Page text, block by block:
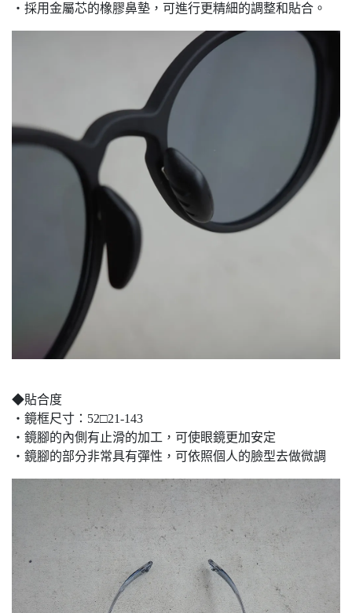
・採用金屬芯的橡膠鼻墊，可進行更精細的調整和貼合。
◆貼合度
・鏡框尺寸：52□21-143
・鏡腳的內側有止滑的加工，可使眼鏡更加安定
・鏡腳的部分非常具有彈性，可依照個人的臉型去做微調